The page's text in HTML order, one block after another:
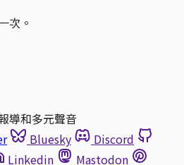
次。
導和多元聲音
Bluesky
Discord
Linkedin
Mastodon